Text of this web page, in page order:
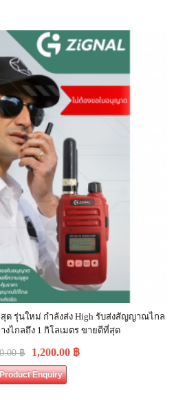
ด รุ่นใหม่ กำลังส่ง High รับส่งสัญญาณไกล
งไกลถึง 1 กิโลเมตร ขายดีที่สุด
฿ 1,200.00 ฿
Product Enquiry